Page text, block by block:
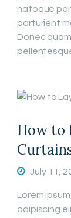
natoque
parturient
Donec
How to
July 11,
Lorem
adipiscing